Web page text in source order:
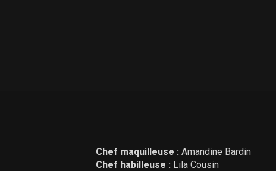
Chef maquilleuse : Amandine Bardin
Chef habilleuse : Lila Cousin